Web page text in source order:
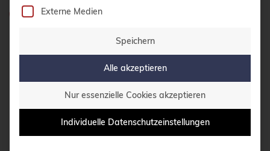
Buildah
busan
cadence
Call for papers
Cassandra
Haben Sie Fragen?
0800 credati(v)
+49 2161 9174200
E-Mail schreiben
KONTAKT AUFNEHMEN
Externe Medien
Speichern
Alle akzeptieren
Nur essenzielle Cookies akzeptieren
Individuelle Datenschutzeinstellungen